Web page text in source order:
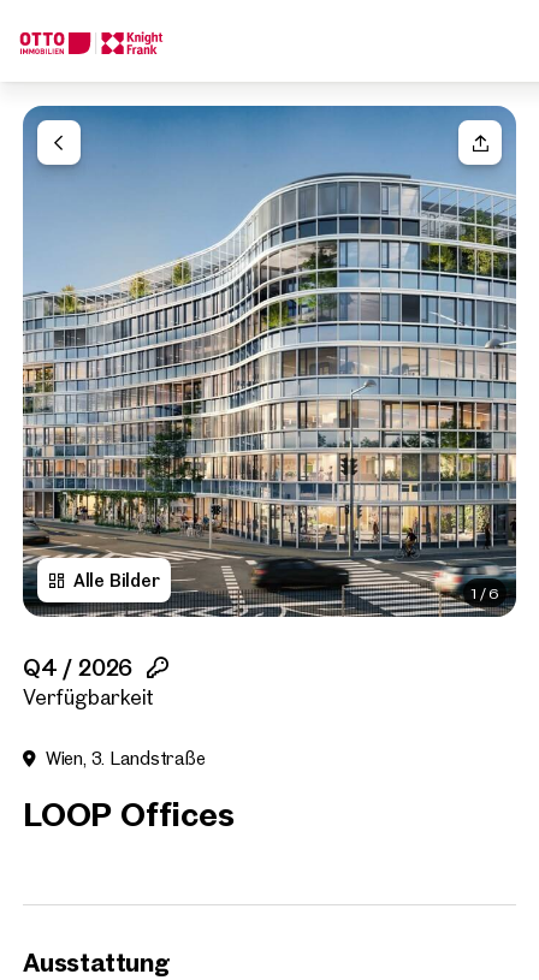
Alle Bilder
1 /6
Q4 / 2026
Verfügbarkeit
Wien, 3. Landstraße
LOOP Offices
Ausstattung
Ihre Anfrage
Einheit(en)
Bitte wählen
Ihre Nachricht
Anrede
Bitte wählen
Titel(optional)
Wir finden Ihre
Traumimmobilie
Sagen Sie uns was Sie suchen und wir finden Ihre
Wie möchten Sie uns kontaktieren?
Online
Immobilie konfigurieren & finden lassen
Direkte:r Ansprechpartner:in
Anrufen oder Rückruf vereinbaren